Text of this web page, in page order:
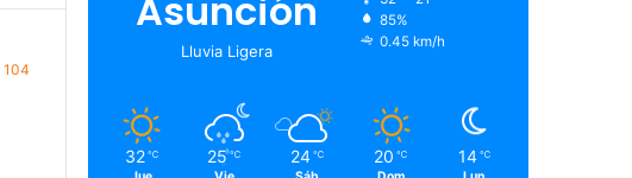
104
Asunción
Lluvia Ligera
85%
0.45 km/h
32 ℃ 25 ℃ 24 ℃ 20 ℃ 14 ℃